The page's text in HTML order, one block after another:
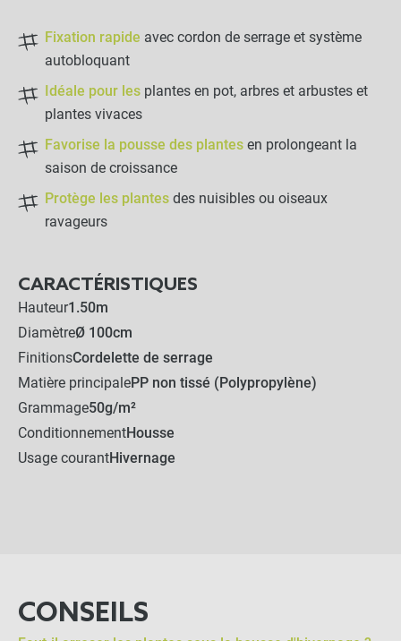
Fixation rapide avec cordon de serrage et système
autobloquant
Idéale pour les plantes en pot, arbres et arbustes et
plantes vivaces
Favorise la pousse des plantes en prolongeant la
saison de croissance
Protège les plantes des nuisibles ou oiseaux
ravageurs
CARACTÉRISTIQUES
Hauteur1.50m
DiamètreØ 100cm
FinitionsCordelette de serrage
Matière principalePP non tissé (Polypropylène)
Grammage50g/m²
ConditionnementHousse
Usage courantHivernage
CONSEILS